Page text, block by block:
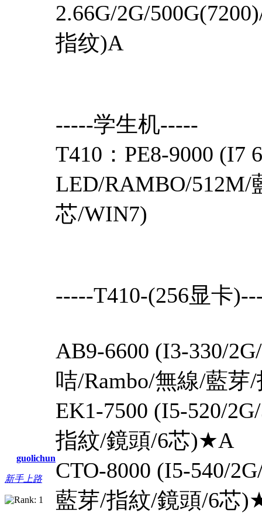
guolichun
新手上路
2.66G/2G/
指纹)A
-----学生机-----
T410：PE8-9000 (I7
LED/RAMBO/
芯/WIN7)
-----
AB9-6600 (I3-330/
咭/Rambo/無線/藍
EK1-7500 (I5-520/
指紋/鏡頭/6芯)★A
CTO-8000 (I5-540/
藍芽/指紋/鏡頭/6芯